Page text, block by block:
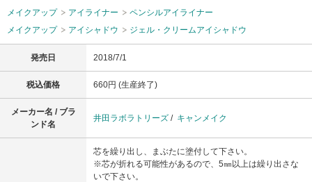
メイクアップ
アイライナー
ペンシルアイライナー
メイクアップ
アイシャドウ ジェル・クリームアイシャドウ
発売日 2018/7/1
税込価格 660円 (生産終了)
メーカー名 / ブラ
ンド名
井田ラボラトリーズ / キャンメイク
芯を繰り出し、まぶたに塗付して下さい。
※芯が折れる可能性があるので、5㎜以上は繰り出さな
いで下さい。